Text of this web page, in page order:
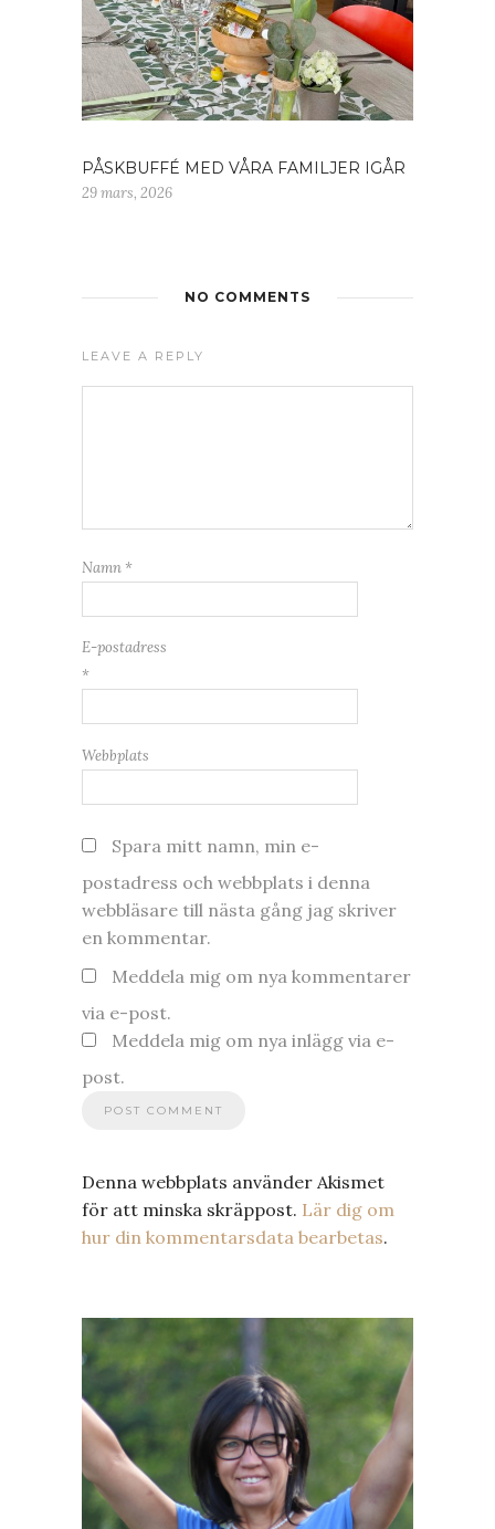
PÅSKBUFFÉ MED VÅRA FAMILJER IGÅR
29 mars, 2026
NO COMMENTS
LEAVE A REPLY
Namn *
E-postadress
*
Webbplats
Spara mitt namn, min e-
postadress och webbplats i denna
webbläsare till nästa gång jag skriver
en kommentar.
Meddela mig om nya kommentarer
via e-post.
Meddela mig om nya inlägg via e-
post.
Denna webbplats använder Akismet
för att minska skräppost. Lär dig om
hur din kommentarsdata bearbetas.